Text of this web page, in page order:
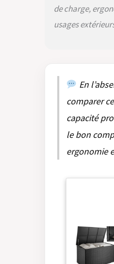
de charge,
usages
En
comparer
capacité
le bon
ergonomie